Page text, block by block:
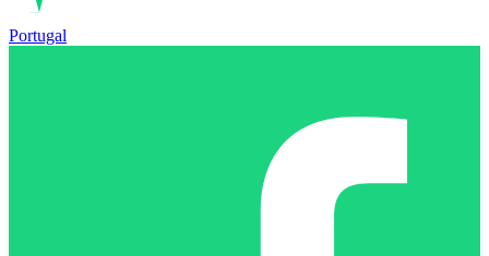
Portugal